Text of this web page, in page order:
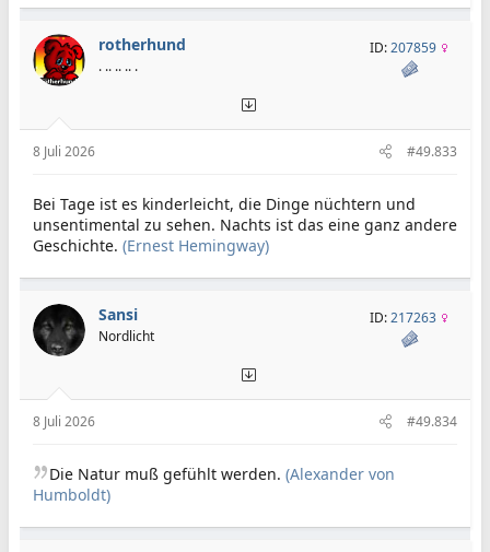
rotherhund
. .. .. .. .
ID:207859
8 Juli 2026 #49.833
Bei Tage ist es kinderleicht, die Dinge nüchtern und
unsentimental zu sehen. Nachts ist das eine ganz andere
Geschichte. (Ernest Hemingway)
Sansi
Nordlicht
ID:217263
8 Juli 2026 #49.834
Die Natur muß gefühlt werden. (Alexander von
Humboldt)